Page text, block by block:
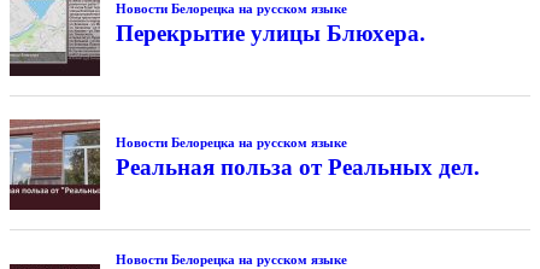
Новости Белорецка на русском языке
Перекрытие улицы Блюхера.
Новости Белорецка на русском языке
Реальная польза от Реальных дел.
Новости Белорецка на русском языке